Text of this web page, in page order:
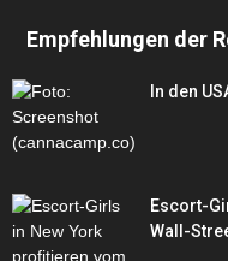
Empfehlungen der
In den
Escort-
Wall-